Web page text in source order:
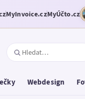
MyInvoice.czMyÚčto.cz
Webdesign